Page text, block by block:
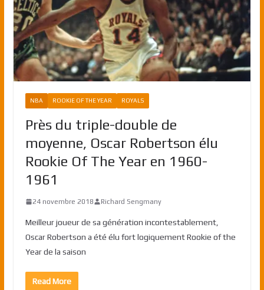
NBA ROOKIE OF THE YEAR ROYALS
Près du triple-double de
moyenne, Oscar Robertson élu
Rookie Of The Year en 1960-
1961
24 novembre 2018 Richard Sengmany
Meilleur joueur de sa génération incontestablement,
Oscar Robertson a été élu fort logiquement Rookie of the
Year de la saison
Read More